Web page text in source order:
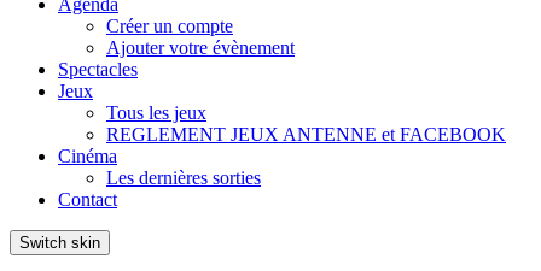
Agenda
Créer un compte
Ajouter votre évènement
Spectacles
Jeux
Tous les jeux
REGLEMENT JEUX ANTENNE et FACEBOOK
Cinéma
Les dernières sorties
Contact
Switch skin